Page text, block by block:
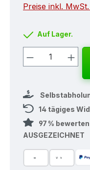
Preise inkl.
Auf Lager.
Produkt
14 tägiges
97 %
AUSGEZEICHNET